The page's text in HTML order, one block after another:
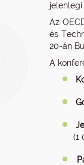
Az
és
20-án
A
(1